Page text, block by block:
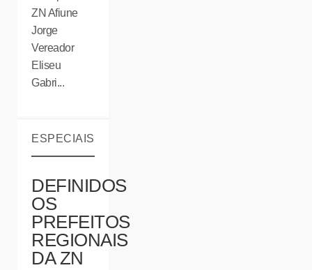
ZN Afiune
Jorge
Vereador
Eliseu
Gabri...
ESPECIAIS
DEFINIDOS
OS
PREFEITOS
REGIONAIS
DA ZN